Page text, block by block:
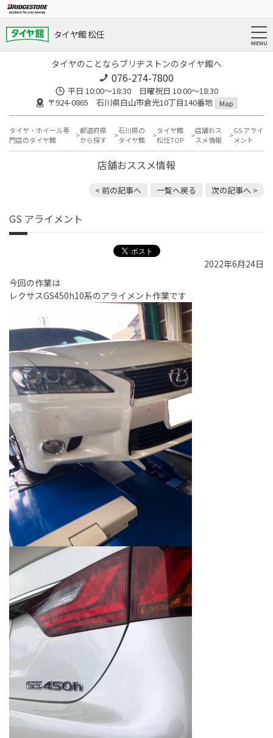
タイヤ館 松任
タイヤのことならブリヂストンのタイヤ館へ
076-274-7800
平日 10:00～18:30 日曜祝日 10:00～18:30
〒924-0865 石川県白山市倉光10丁目140番地
Map
タイヤ・ホイール専
門店のタイヤ館
都道府県
から探す
石川県の
タイヤ館
タイヤ館
松任TOP
店舗おス
スメ情報
GS アライ
メント
店舗おススメ情報
< 前の記事へ 一覧へ戻る 次の記事へ >
GS アライメント
2022年6月24日
今回の作業は
レクサスGS450h10系のアライメント作業です